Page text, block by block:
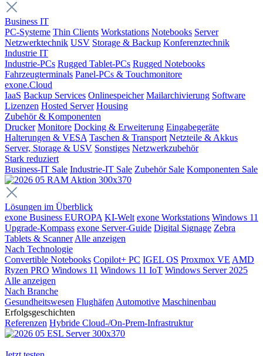
Business IT
PC-Systeme Thin Clients Workstations Notebooks Server
Netzwerktechnik USV Storage & Backup Konferenztechnik
Industrie IT
Industrie-PCs Rugged Tablet-PCs Rugged Notebooks
Fahrzeugterminals Panel-PCs & Touchmonitore
exone.Cloud
IaaS Backup Services Onlinespeicher Mailarchivierung Software
Lizenzen Hosted Server Housing
Zubehör & Komponenten
Drucker Monitore Docking & Erweiterung Eingabegeräte
Halterungen & VESA Taschen & Transport Netzteile & Akkus
Server, Storage & USV Sonstiges Netzwerkzubehör
Stark reduziert
Business-IT Sale Industrie-IT Sale Zubehör Sale Komponenten Sale
Lösungen im Überblick
exone Business EUROPA KI-Welt exone Workstations Windows 11
Upgrade-Kompass exone Server-Guide Digital Signage Zebra
Tablets & Scanner Alle anzeigen
Nach Technologie
Convertible Notebooks Copilot+ PC IGEL OS Proxmox VE AMD
Ryzen PRO Windows 11 Windows 11 IoT Windows Server 2025
Alle anzeigen
Nach Branche
Gesundheitswesen Flughäfen Automotive Maschinenbau
Erfolgsgeschichten
Referenzen Hybride Cloud-/On-Prem-Infrastruktur